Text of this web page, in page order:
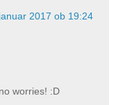
2017 ob 19:24
worries! :D